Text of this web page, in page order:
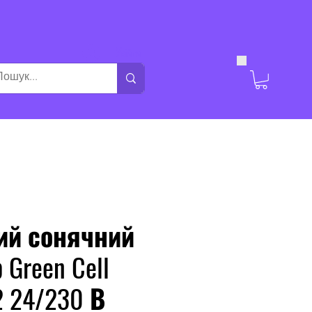
сонячний
Cell
24/230 В